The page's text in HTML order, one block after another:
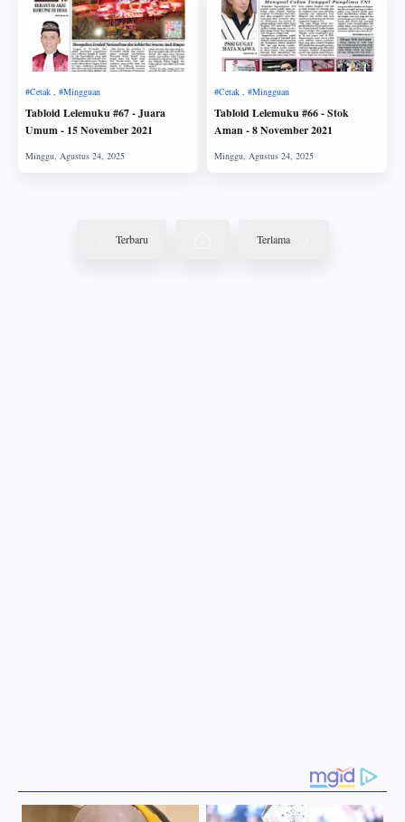
Tabloid Lelemuku #67 - Juara
Umum - 15 November 2021
Tabloid Lelemuku #66 - Stok
Aman - 8 November 2021
Terbaru Terlama